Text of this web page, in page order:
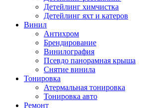
Детейлинг химчистка
Детейлинг яхт и катеров
Винил
Антихром
Брендирование
Винилография
Псевдо панорамная крыша
Снятие винила
Тонировка
Атермальная тонировка
Тонировка авто
Ремонт